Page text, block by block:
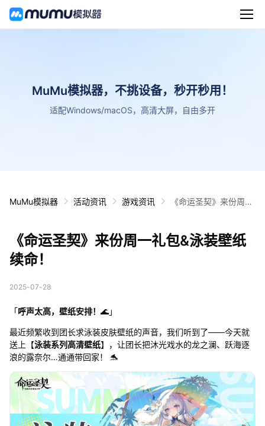
MuMu模拟器，不挑设备，秒开秒用！
适配Windows/macOS，高清大屏，自由多开
MuMu模拟器 活动资讯 游戏资讯
《命运圣契》来份周一
《命运圣契》来份周一礼包&泳装壁纸
续命！
2025-07-28
「呼声太高，壁纸安排！ 🌊」
最近频繁收到团长求泳装皮肤壁纸的声音，我们听到了——今天就
送上【泳装系列高清壁纸】，让团长把沐光戏水的龙之澜、跃海逐
浪的露奈尔…通通带回家！ 🐬